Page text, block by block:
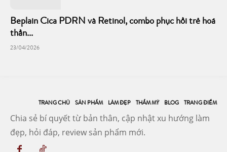
Beplain Cica PDRN và Retinol, combo phục hồi trẻ hoá
thần...
23/04/2026
TRANG CHỦ SẢN PHẨM LÀM ĐẸP THẨM MỸ BLOG TRANG ĐIỂM
Chia sẻ bí quyết từ bản thân, cập nhật xu hướng làm
đẹp, hỏi đáp, review sản phẩm mới.